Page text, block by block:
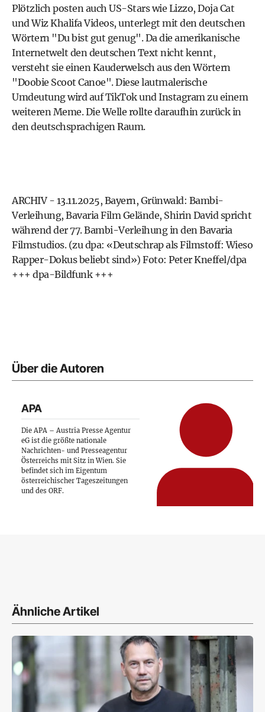
Plötzlich posten auch US-Stars wie Lizzo, Doja Cat
und Wiz Khalifa Videos, unterlegt mit den deutschen
Wörtern "Du bist gut genug". Da die amerikanische
Internetwelt den deutschen Text nicht kennt,
versteht sie einen Kauderwelsch aus den Wörtern
"Doobie Scoot Canoe". Diese lautmalerische
Umdeutung wird auf TikTok und Instagram zu einem
weiteren Meme. Die Welle rollte daraufhin zurück in
den deutschsprachigen Raum.
ARCHIV - 13.11.2025, Bayern, Grünwald: Bambi-
Verleihung, Bavaria Film Gelände, Shirin David spricht
während der 77. Bambi-Verleihung in den Bavaria
Filmstudios. (zu dpa: «Deutschrap als Filmstoff: Wieso
Rapper-Dokus beliebt sind») Foto: Peter Kneffel/dpa
+++ dpa-Bildfunk +++
Über die Autoren
APA
Die APA – Austria Presse Agentur
eG ist die größte nationale
Nachrichten- und Presseagentur
Österreichs mit Sitz in Wien. Sie
befindet sich im Eigentum
österreichischer Tageszeitungen
und des ORF.
Ähnliche Artikel